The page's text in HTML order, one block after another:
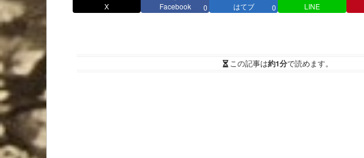
X Facebook 0 はてブ 0 LINE
この記事は約1分で読めます。